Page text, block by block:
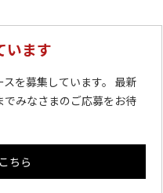
います
を募集しています。 最新
みなさまのご応募をお待
ちら